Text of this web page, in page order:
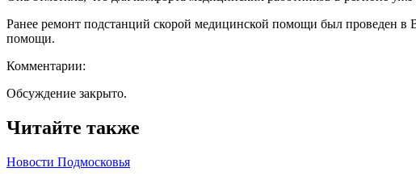
Ранее ремонт подстанций скорой медицинской помощи был проведен в
помощи.
Комментарии:
Обсуждение закрыто.
Читайте также
Новости Подмосковья